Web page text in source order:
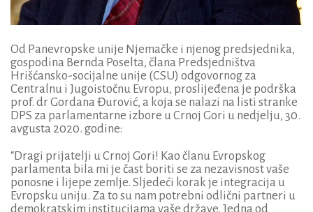
Od Panevropske unije Njemačke i njenog predsjednika,
gospodina Bernda Poselta, člana Predsjedništva
Hrišćansko-socijalne unije (CSU) odgovornog za
Centralnu i Jugoistočnu Evropu, proslijeđena je podrška
prof. dr Gordana Đurović, a koja se nalazi na listi stranke
DPS za parlamentarne izbore u Crnoj Gori u nedjelju, 30.
avgusta 2020. godine:
“Dragi prijatelji u Crnoj Gori! Kao članu Evropskog
parlamenta bila mi je čast boriti se za nezavisnost vaše
ponosne i lijepe zemlje. Sljedeći korak je integracija u
Evropsku uniju. Za to su nam potrebni odlični partneri u
demokratskim institucijama vaše države. Jedna od